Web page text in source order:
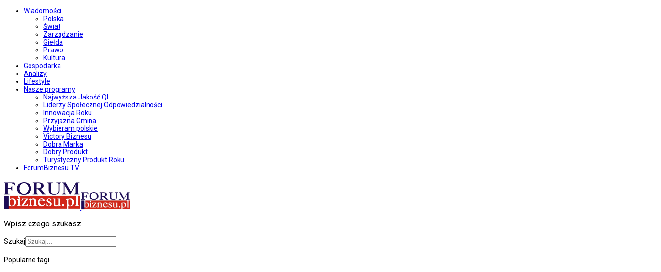
Wiadomości
Polska
Świat
Zarządzanie
Giełda
Prawo
Kultura
Gospodarka
Analizy
Lifestyle
Nasze programy
Najwyższa Jakość QI
Liderzy Społecznej Odpowiedzialności
Innowacja Roku
Przyjazna Gmina
Wybieram polskie
Victory Biznesu
Dobra Marka
Dobry Produkt
Turystyczny Produkt Roku
ForumBiznesu TV
Wpisz czego szukasz
Szukaj
Popularne tagi